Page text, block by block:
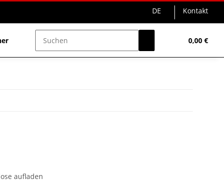
DE Kontakt
0,00 €
Schweißzubehör
aufladen